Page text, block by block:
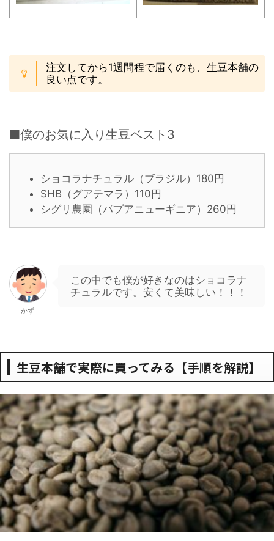
注文してから1週間程で届くのも、生豆本舗の
良い点です。
■僕のお気に入り生豆ベスト3
ショコラナチュラル（ブラジル）180円
SHB（グアテマラ）110円
シグリ農園（パプアニューギニア）260円
かず
この中でも僕が好きなのはショコラナ
チュラルです。安くて美味しい！！！
生豆本舗で実際に買ってみる【手順を解説】